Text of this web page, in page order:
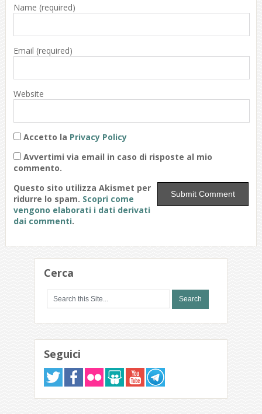
Name (required)
Email (required)
Website
Accetto la Privacy Policy
Avvertimi via email in caso di risposte al mio
commento.
Questo sito utilizza Akismet per
ridurre lo spam. Scopri come
vengono elaborati i dati derivati
dai commenti.
Cerca
Seguici